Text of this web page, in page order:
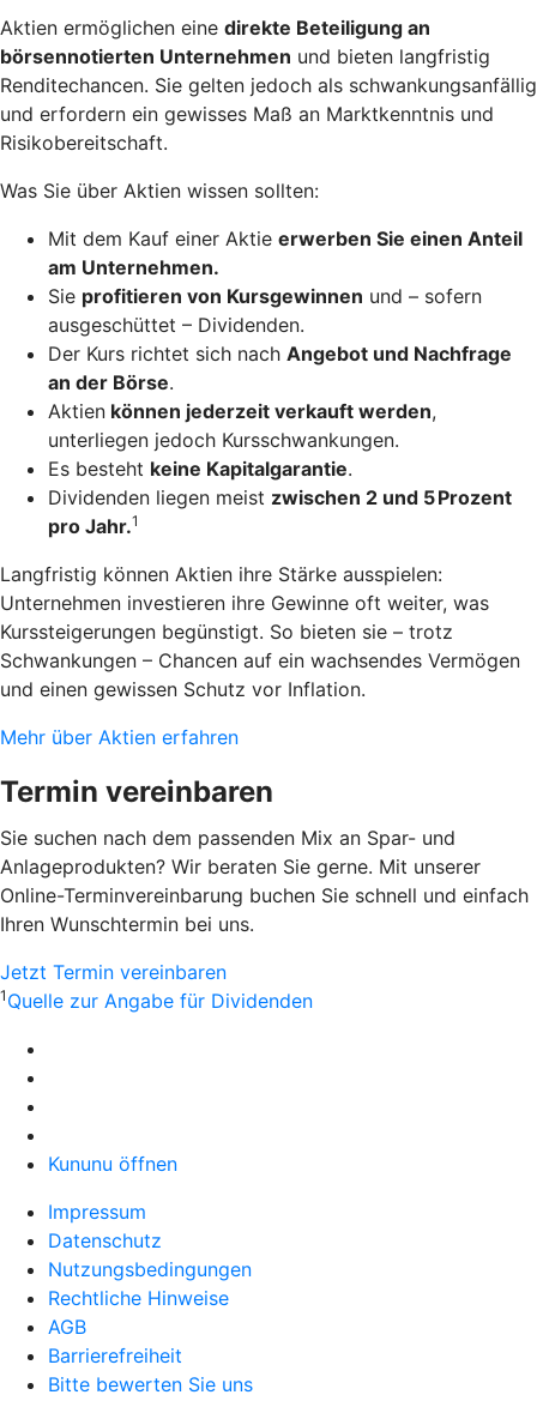
Aktien ermöglichen eine direkte Beteiligung an
börsennotierten Unternehmen und bieten langfristig
Renditechancen. Sie gelten jedoch als schwankungsanfällig
und erfordern ein gewisses Maß an Marktkenntnis und
Risikobereitschaft.
Was Sie über Aktien wissen sollten:
Mit dem Kauf einer Aktie erwerben Sie einen Anteil
am Unternehmen.
Sie profitieren von Kursgewinnen und – sofern
ausgeschüttet – Dividenden.
Der Kurs richtet sich nach Angebot und Nachfrage
an der Börse.
Aktien können jederzeit verkauft werden,
unterliegen jedoch Kursschwankungen.
Es besteht keine Kapitalgarantie.
Dividenden liegen meist zwischen 2 und 5 Prozent
pro Jahr.1
Langfristig können Aktien ihre Stärke ausspielen:
Unternehmen investieren ihre Gewinne oft weiter, was
Kurssteigerungen begünstigt. So bieten sie – trotz
Schwankungen – Chancen auf ein wachsendes Vermögen
und einen gewissen Schutz vor Inflation.
Mehr über Aktien erfahren
Termin vereinbaren
Sie suchen nach dem passenden Mix an Spar- und
Anlageprodukten? Wir beraten Sie gerne. Mit unserer
Online-Terminvereinbarung buchen Sie schnell und einfach
Ihren Wunschtermin bei uns.
Jetzt Termin vereinbaren
1 Quelle zur Angabe für Dividenden
Kununu öffnen
Impressum
Datenschutz
Nutzungsbedingungen
Rechtliche Hinweise
AGB
Barrierefreiheit
Bitte bewerten Sie uns